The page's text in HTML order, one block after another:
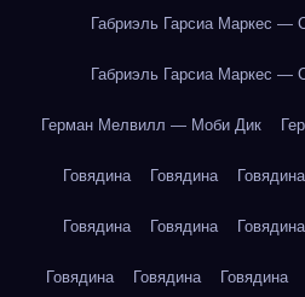
Габриэль Гарсиа Маркес —
Габриэль Гарсиа Маркес —
Герман Мелвилл — Моби Дик
Говядина Говядина Говядина
Говядина Говядина Говядина
Говядина Говядина Говядина